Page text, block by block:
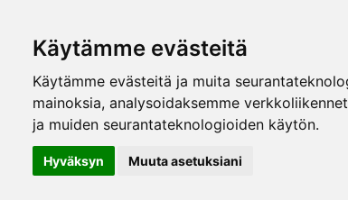
Käytämme evästeitä
Käytämme evästeitä ja muita
mainoksia, analysoidaksemme
ja muiden seurantateknologioiden käytön.
Hyväksyn Muuta asetuksiani